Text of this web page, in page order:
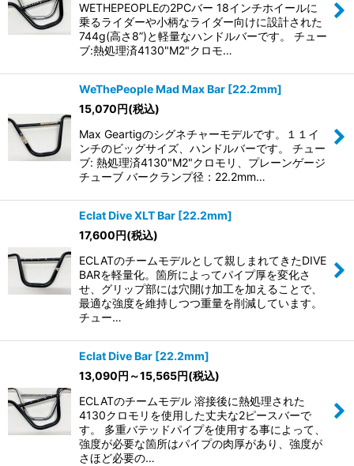
WETHEPEOPLEの2PCバー 18インチホイールに
乗るライダーや小柄なライダー向けに設計された
744g(高さ8”)と軽量なハンドルバーです。 チュー
ブ:熱処理済4130"M2"クロモ…
WeThePeople Mad Max Bar [22.2mm]
15,070円(税込)
Max Geartigのシグネチャーモデルです。１１イ
ンチのビッグサイズ、ハンドルバーです。 チュー
ブ: 熱処理済4130"M2"クロモリ、プレーンゲージ
チューブ バークランプ径：22.2mm…
Eclat Dive XLT Bar [22.2mm]
17,600円(税込)
ECLATのチームモデルとして親しまれてきたDIVE
BARを軽量化。箇所によってパイプ厚を変化さ
せ、グリップ部には穴開け加工を加えることで、
最適な強度を維持しつつ重量を削減しています。
チュー…
Eclat Dive Bar [22.2mm]
13,090円 ～15,565円(税込)
ECLATのチームモデル 溶接後に熱処理された
4130クロモリを使用した丈夫な2ピースバーで
す。 多重バテッドパイプを使用する事によって、
強度が必要な箇所はパイプの肉厚があり、強度が
さほど必要の…